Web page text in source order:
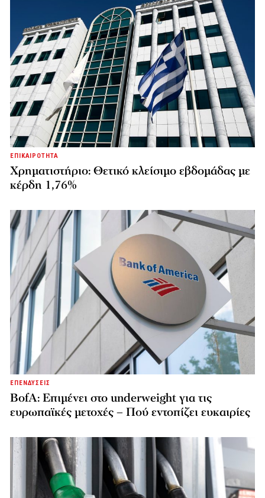
ΕΠΙΚΑΙΡΟΤΗΤΑ
Χρηματιστήριο: Θετικό κλείσιμο εβδομάδας με
κέρδη 1,76%
ΕΠΕΝΔΥΣΕΙΣ
BofA: Επιμένει στο underweight για τις
ευρωπαϊκές μετοχές – Πού εντοπίζει ευκαιρίες